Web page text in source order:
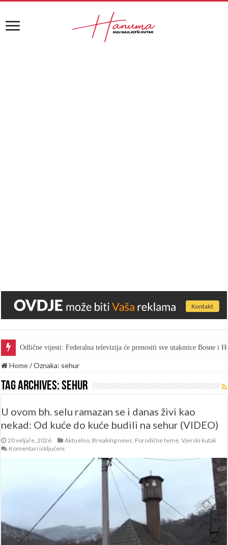
Odlične vijesti: Federalna televizija će prenositi sve utakmice Bosne i
Gest za pohvalu: Bingo skratio vrijeme marketa kako bi radnici gledali
Home/Oznaka: sehur
Tag Archives:sehur
U ovom bh. selu ramazan se i danas živi kao
nekad: Od kuće do kuće budili na sehur (VIDEO)
20 veljače, 2026 Aktuelno Breaking news Porodične teme ,Vjerski kutak
Komentari isključeni
selu
ramazan
se
kao
nekad:
Od